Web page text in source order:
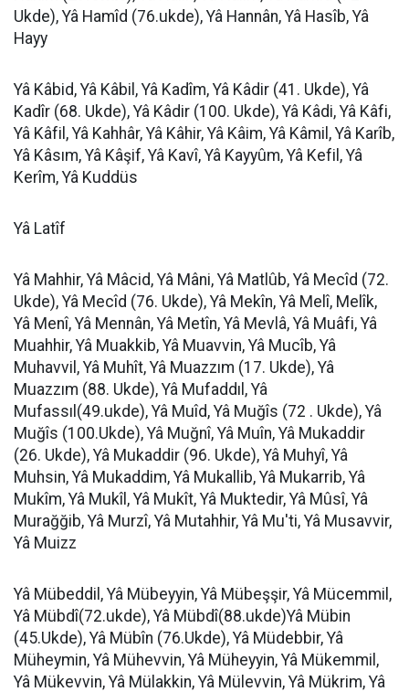
Ukde), Yâ Hamîd (76.ukde), Yâ Hannân, Yâ Hasîb, Yâ
Hayy
Yâ Kâbid, Yâ Kâbil, Yâ Kadîm, Yâ Kâdir (41. Ukde), Yâ
Kadîr (68. Ukde), Yâ Kâdir (100. Ukde), Yâ Kâdi, Yâ Kâfi,
Yâ Kâfil, Yâ Kahhâr, Yâ Kâhir, Yâ Kâim, Yâ Kâmil, Yâ Karîb,
Yâ Kâsım, Yâ Kâşif, Yâ Kavî, Yâ Kayyûm, Yâ Kefil, Yâ
Kerîm, Yâ Kuddüs
Yâ Latîf
Yâ Mahhir, Yâ Mâcid, Yâ Mâni, Yâ Matlûb, Yâ Mecîd (72.
Ukde), Yâ Mecîd (76. Ukde), Yâ Mekîn, Yâ Melî, Melîk,
Yâ Menî, Yâ Mennân, Yâ Metîn, Yâ Mevlâ, Yâ Muâfi, Yâ
Muahhir, Yâ Muakkib, Yâ Muavvin, Yâ Mucîb, Yâ
Muhavvil, Yâ Muhît, Yâ Muazzım (17. Ukde), Yâ
Muazzım (88. Ukde), Yâ Mufaddıl, Yâ
Mufassıl(49.ukde), Yâ Muîd, Yâ Muğîs (72 . Ukde), Yâ
Muğîs (100.Ukde), Yâ Muğnî, Yâ Muîn, Yâ Mukaddir
(26. Ukde), Yâ Mukaddir (96. Ukde), Yâ Muhyî, Yâ
Muhsin, Yâ Mukaddim, Yâ Mukallib, Yâ Mukarrib, Yâ
Mukîm, Yâ Mukîl, Yâ Mukît, Yâ Muktedir, Yâ Mûsî, Yâ
Murağğib, Yâ Murzî, Yâ Mutahhir, Yâ Mu'ti, Yâ Musavvir,
Yâ Muizz
Yâ Mübeddil, Yâ Mübeyyin, Yâ Mübeşşir, Yâ Mücemmil,
Yâ Mübdî(72.ukde), Yâ Mübdî(88.ukde)Yâ Mübin
(45.Ukde), Yâ Mübîn (76.Ukde), Yâ Müdebbir, Yâ
Müheymin, Yâ Mühevvin, Yâ Müheyyin, Yâ Mükemmil,
Yâ Mükevvin, Yâ Mülakkin, Yâ Mülevvin, Yâ Mükrim, Yâ